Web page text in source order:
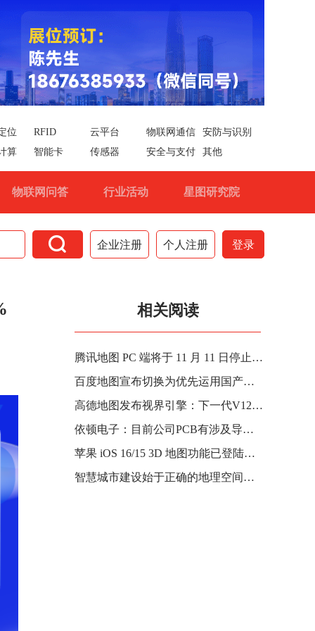
位 RFID 云平台 物联网通信
安防与识别
算
智能卡 传感器 安全与支付 其他
物联网问答 行业活动 星图研究院
 企业注册 个人注册 登录
相关阅读
腾讯地图 PC 端将于 11 月 11 日停止服务
百度地图宣布切换为优先运用国产北斗系统进行定位
高德地图发布视界引擎：下一代V12导航升级全3D界面
依顿电子：目前公司PCB有涉及导航产品的供货
苹果 iOS 16/15 3D 地图功能已登陆芝加哥和拉斯维加斯：更丰富详细
智慧城市建设始于正确的地理空间数据